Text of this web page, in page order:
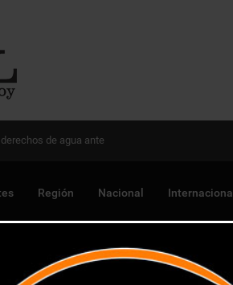
proyectos
Región Nacional Internacional